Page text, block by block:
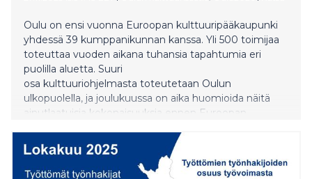
Oulu on ensi vuonna Euroopan kulttuuripääkaupunki
yhdessä 39 kumppanikunnan kanssa. Yli 500 toimijaa
toteuttaa vuoden aikana tuhansia tapahtumia eri
puolilla aluetta. Suuri
osa kulttuuriohjelmasta toteutetaan Oulun
ulkopuolella, ja joulukuussa on aika huomioida näitä
ainutlaatuisia kokonaisuuksia ennen Euroopan